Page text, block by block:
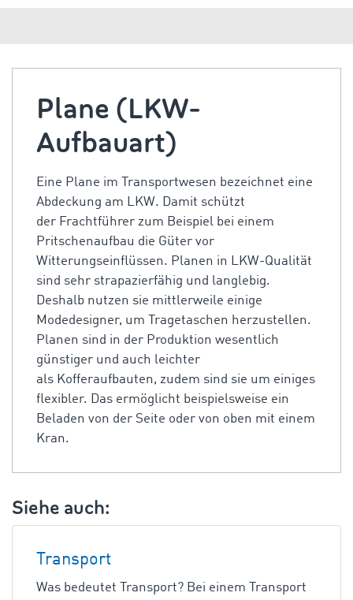
Plane (LKW-
Aufbauart)
Eine Plane im Transportwesen bezeichnet eine
Abdeckung am LKW. Damit schützt
der Frachtführer zum Beispiel bei einem
Pritschenaufbau die Güter vor
Witterungseinflüssen. Planen in LKW-Qualität
sind sehr strapazierfähig und langlebig.
Deshalb nutzen sie mittlerweile einige
Modedesigner, um Tragetaschen herzustellen.
Planen sind in der Produktion wesentlich
günstiger und auch leichter
als Kofferaufbauten, zudem sind sie um einiges
flexibler. Das ermöglicht beispielsweise ein
Beladen von der Seite oder von oben mit einem
Kran.
Siehe auch:
Transport
Was bedeutet Transport? Bei einem Transport